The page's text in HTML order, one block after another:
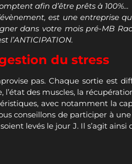
afin d’être prêts à 100%…
est une entreprise
dans votre mois pré-MB
l’ANTICIPATION.
du stress
pas. Chaque sortie
l’état des muscles, la
avec notamment la
conseillons de participer à
levés le jour J. Il s’agit